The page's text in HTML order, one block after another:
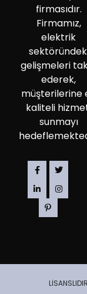
firmasıdır.
Firmamız,
elektrik
gelişmeleri
ederek,
müşterilerine
kaliteli
sunmayı